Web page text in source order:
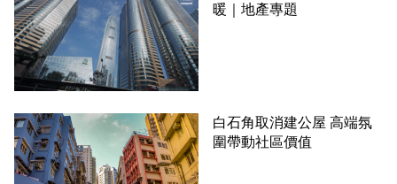
暖｜地產專題
白石角取消建公屋 高端氛
圍帶動社區價值